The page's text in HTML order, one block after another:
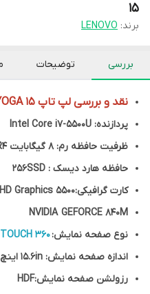
15
برند: LENOVO
بررسی توضیحات
نقد و بررسی لپ تاپ LENOVO THINKPAD S5---YOGA 15
پردازنده: Intel Core i7-5500U
ظرفیت حافظه رم: 8 گیگابایت DDR4
حافظه هارد دیسک : 256SSD
کارت گرافیکی:Intel HD Graphics 5500
NVIDIA GEFORCE 840M
نوع صفحه نمایش:360
اندازه صفحه نمایش: 15.6in اینچ
رزولشن صفحه نمایش:HDF